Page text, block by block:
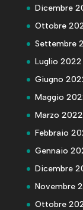
Dicembre
Ottobre
Settembre
Luglio 2022
Giugno
Maggio
Marzo 2022
Febbraio
Gennaio
Dicembre
Novembre
Ottobre